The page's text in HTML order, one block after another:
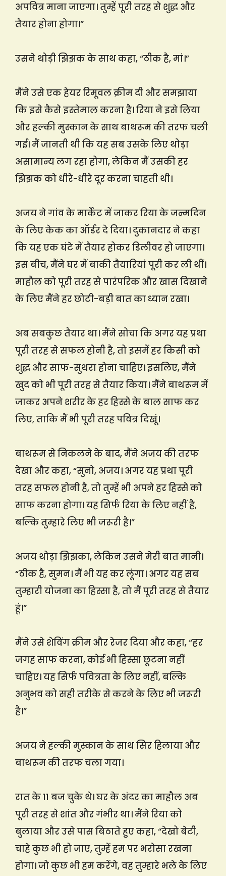
अपवित्र माना जाएगा। तुम्हें पूरी तरह से शुद्ध और
तैयार होना होगा।”
उसने थोड़ी झिझक के साथ कहा, “ठीक है, मां।”
मैंने उसे एक हेयर रिमूवल क्रीम दी और समझाया
कि इसे कैसे इस्तेमाल करना है। रिया ने इसे लिया
और हल्की मुस्कान के साथ बाथरूम की तरफ चली
गई। मैं जानती थी कि यह सब उसके लिए थोड़ा
असामान्य लग रहा होगा, लेकिन मैं उसकी हर
झिझक को धीरे-धीरे दूर करना चाहती थी।
अजय ने गांव के मार्केट में जाकर रिया के जन्मदिन
के लिए केक का ऑर्डर दे दिया। दुकानदार ने कहा
कि यह एक घंटे में तैयार होकर डिलीवर हो जाएगा।
इस बीच, मैंने घर में बाकी तैयारियां पूरी कर ली थीं।
माहौल को पूरी तरह से पारंपरिक और खास दिखाने
के लिए मैंने हर छोटी-बड़ी बात का ध्यान रखा।
अब सबकुछ तैयार था। मैंने सोचा कि अगर यह प्रथा
पूरी तरह से सफल होनी है, तो इसमें हर किसी को
शुद्ध और साफ-सुथरा होना चाहिए। इसलिए, मैंने
खुद को भी पूरी तरह से तैयार किया। मैंने बाथरूम में
जाकर अपने शरीर के हर हिस्से के बाल साफ कर
लिए, ताकि मैं भी पूरी तरह पवित्र दिखूं।
बाथरूम से निकलने के बाद, मैंने अजय की तरफ
देखा और कहा, “सुनो, अजय। अगर यह प्रथा पूरी
तरह सफल होनी है, तो तुम्हें भी अपने हर हिस्से को
साफ करना होगा। यह सिर्फ रिया के लिए नहीं है,
बल्कि तुम्हारे लिए भी जरूरी है।”
अजय थोड़ा झिझका, लेकिन उसने मेरी बात मानी।
“ठीक है, सुमन। मैं भी यह कर लूंगा। अगर यह सब
तुम्हारी योजना का हिस्सा है, तो मैं पूरी तरह से तैयार
हूं।”
मैंने उसे शेविंग क्रीम और रेजर दिया और कहा, “हर
जगह साफ करना, कोई भी हिस्सा छूटना नहीं
चाहिए। यह सिर्फ पवित्रता के लिए नहीं, बल्कि
अनुभव को सही तरीके से करने के लिए भी जरूरी
है।”
अजय ने हल्की मुस्कान के साथ सिर हिलाया और
बाथरूम की तरफ चला गया।
रात के 11 बज चुके थे। घर के अंदर का माहौल अब
पूरी तरह से शांत और गंभीर था। मैंने रिया को
बुलाया और उसे पास बिठाते हुए कहा, “देखो बेटी,
चाहे कुछ भी हो जाए, तुम्हें हम पर भरोसा रखना
होगा। जो कुछ भी हम करेंगे, वह तुम्हारे भले के लिए